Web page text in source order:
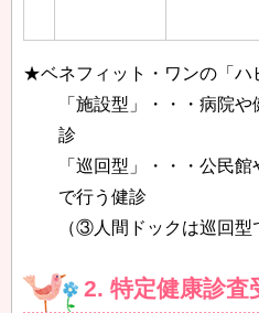
★ベネフィット・ワンの「ハ
「施設型」・・・病院
診
「巡回型」・・・公民
で行う健診
（③人間ドックは巡回型
2. 特定健康診査